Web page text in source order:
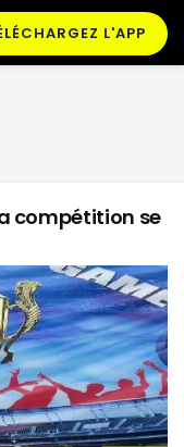
L'APP
compétition se